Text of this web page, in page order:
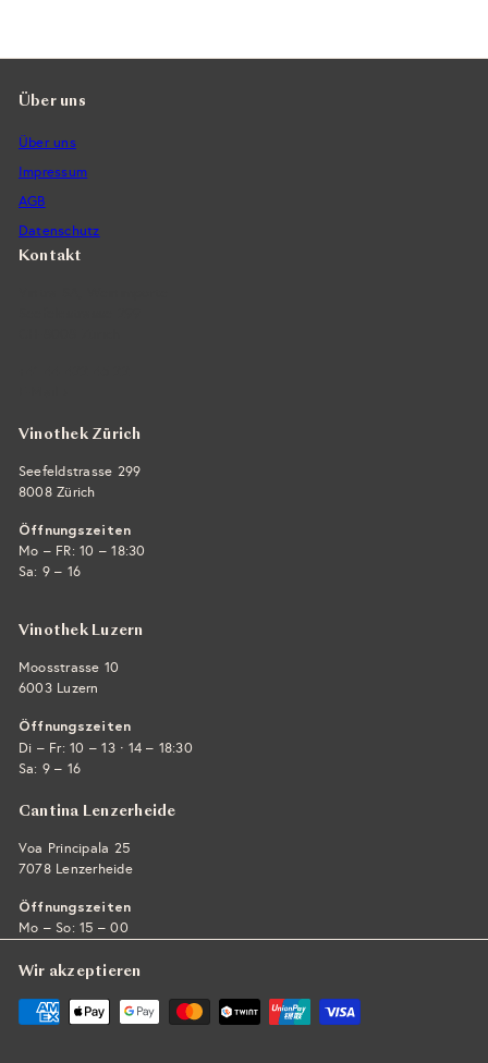
Über uns
Über uns
Impressum
AGB
Datenschutz
Kontakt
Vinothek Zürich
Seefeldstrasse 299
8008 Zürich
Öffnungszeiten
Mo – FR: 10 – 18:30
Sa: 9 – 16
Vinothek Luzern
Moosstrasse 10
6003 Luzern
Öffnungszeiten
Di – Fr: 10 – 13 · 14 – 18:30
Sa: 9 – 16
Cantina Lenzerheide
Voa Principala 25
7078 Lenzerheide
Öffnungszeiten
Mo – So: 15 – 00
Wir akzeptieren